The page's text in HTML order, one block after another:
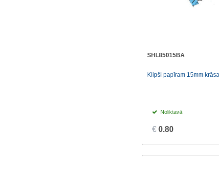
SHL85015BA
Klipši papīram 15mm
Noliktavā
€ 0.80